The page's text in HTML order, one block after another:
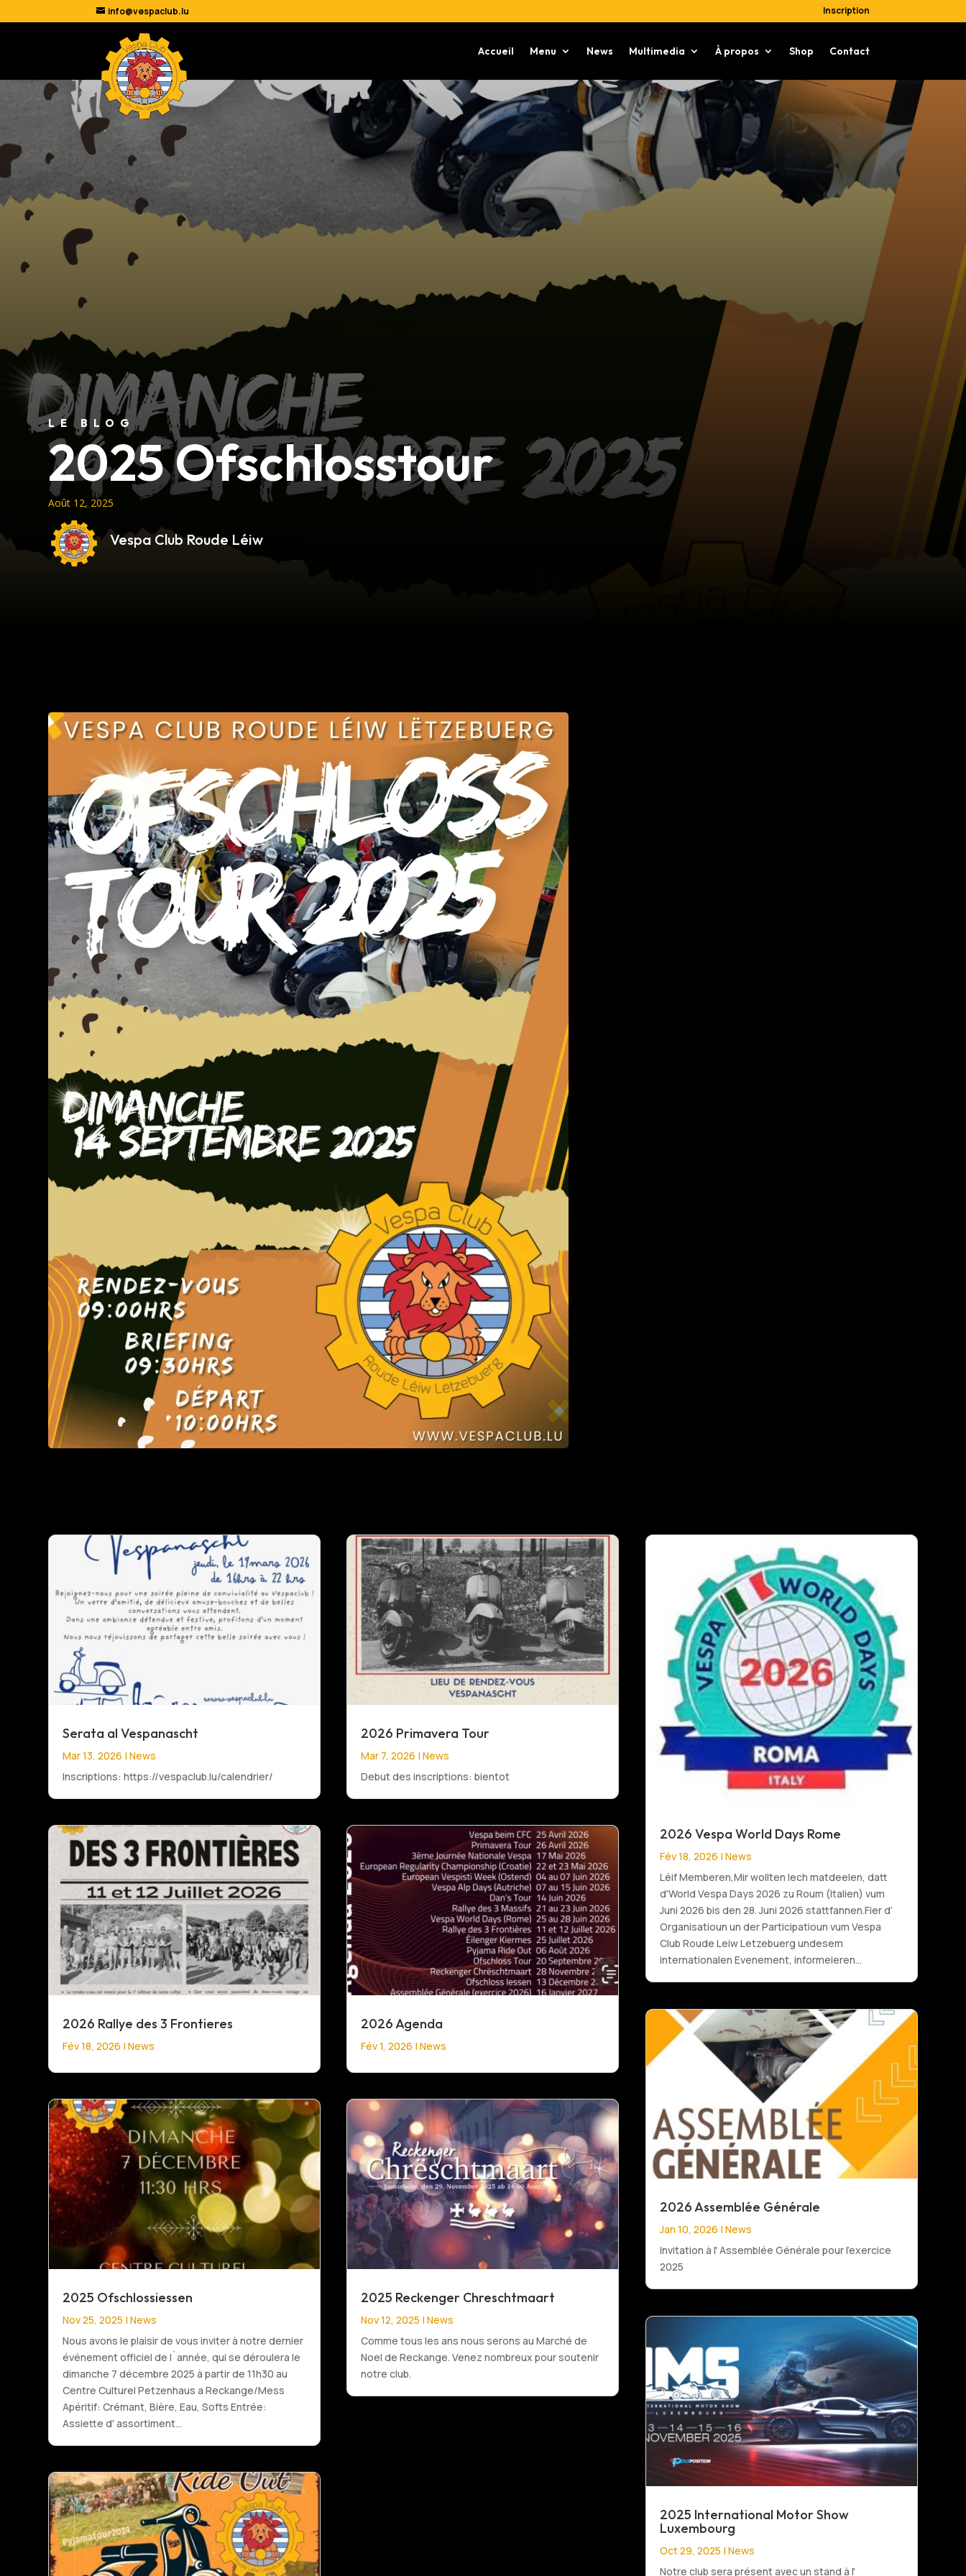
info@vespaclub.lu Inscription
Accueil Menu News Multimedia À propos Shop Contact
LE BLOG
2025 Ofschlosstour
Août 12, 2025
Vespa Club Roude Léiw
Serata al Vespanascht
Mar 13, 2026 |News
Inscriptions: https://vespaclub.lu/calendrier/
2026 Rallye des 3 Frontieres
Fév 18, 2026 |News
2025 Ofschlossiessen
Nov 25, 2025 |News
Nous avons le plaisir de vous inviter à notre dernier
événement officiel de l`année, qui se déroulera le
dimanche 7 décembre 2025 à partir de 11h30 au
Centre Culturel Petzenhaus a Reckange/Mess
Apéritif: Crémant, Bière, Eau, Softs Entrée:
Assiette d' assortiment...
2026 Primavera Tour
Mar 7, 2026 |News
Debut des inscriptions: bientot
2026 Agenda
Fév 1, 2026 |News
2025 Reckenger Chreschtmaart
Nov 12, 2025 |News
Comme tous les ans nous serons au Marché de
Noel de Reckange. Venez nombreux pour soutenir
notre club.
2026 Vespa World Days Rome
Fév 18, 2026 | News
Léif Memberen,Mir wollten Iech matdeelen, datt
d'World Vespa Days 2026 zu Roum (Italien) vum
Juni 2026 bis den 28. Juni 2026 stattfannen.Fier d‘
Organisatioun un der Participatioun vum Vespa
Club Roude Leiw Letzebuerg undesem
internationalen Evenement, informeieren...
2026 Assemblée Générale
Jan 10, 2026 | News
Invitation à l' Assemblée Générale pour l'exercice
2025
2025 International Motor Show
Luxembourg
Oct 29, 2025 | News
Notre club sera présent avec un stand à l'